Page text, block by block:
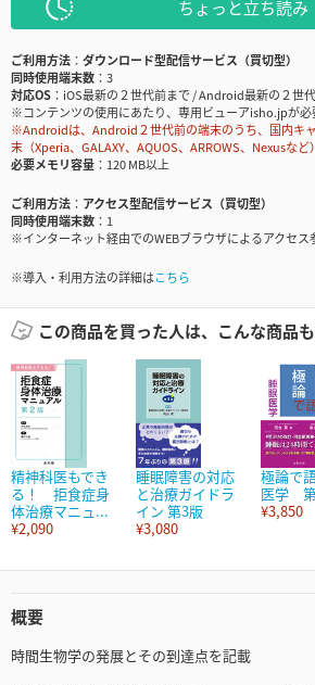
ちょっと立ち読み
ご利用方法
ダウンロード型配信サービス（買切型）
同時使用端末数
3
対応OS
iOS最新の２世代前まで / Android最新の２世
※コンテンツの使用にあたり、専用ビューアisho.jpが必
※Androidは、Android２世代前の端末のうち、国内キ
末（Xperia、GALAXY、AQUOS、ARROWS、Nexusな
必要メモリ容量
120 MB以上
ご利用方法
アクセス型配信サービス（買切型）
同時使用端末数
1
※インターネット経由でのWEBブラウザによるアクセス
※導入・利用方法の詳細はこちら
この商品を買った人は、こんな商品も
精神科医もでき
る！ 拒食症身
体治療マニュ...
¥2,090
睡眠障害の対応
と治療ガイドラ
イン 第3版
¥3,080
極論で
医学
¥3,850
概要
時間生物学の発展とその到達点を記載